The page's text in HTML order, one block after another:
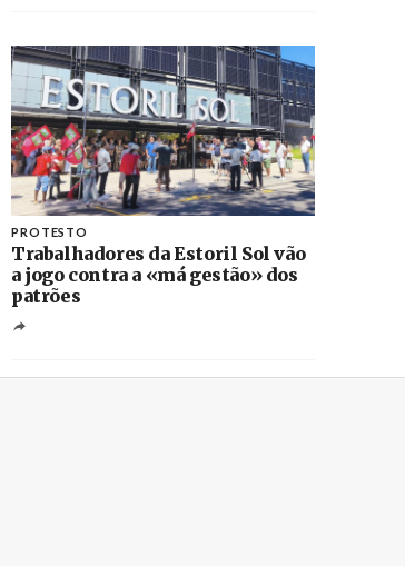
PROTESTO
Trabalhadores da Estoril Sol vão
a jogo contra a «má gestão» dos
patrões